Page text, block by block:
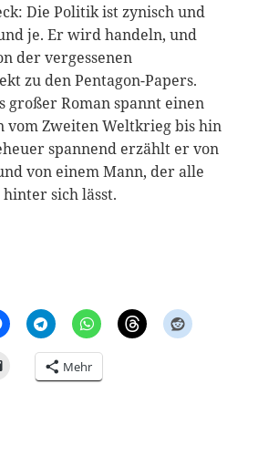
Die Politik ist zynisch und
je. Er wird handeln, und
der vergessenen
zu den Pentagon-Papers.
großer Roman spannt einen
vom Zweiten Weltkrieg bis hin
spannend erzählt er von
von einem Mann, der alle
sich lässt.
Mehr